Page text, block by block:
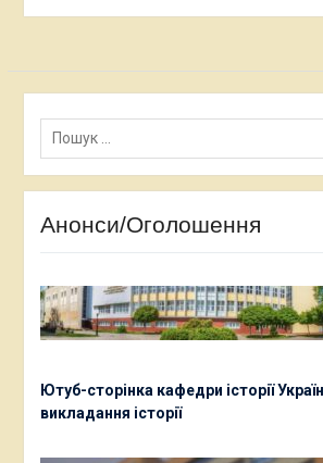
Пошук:
Анонси/Оголошення
Ютуб-сторінка кафедри історії
викладання історії